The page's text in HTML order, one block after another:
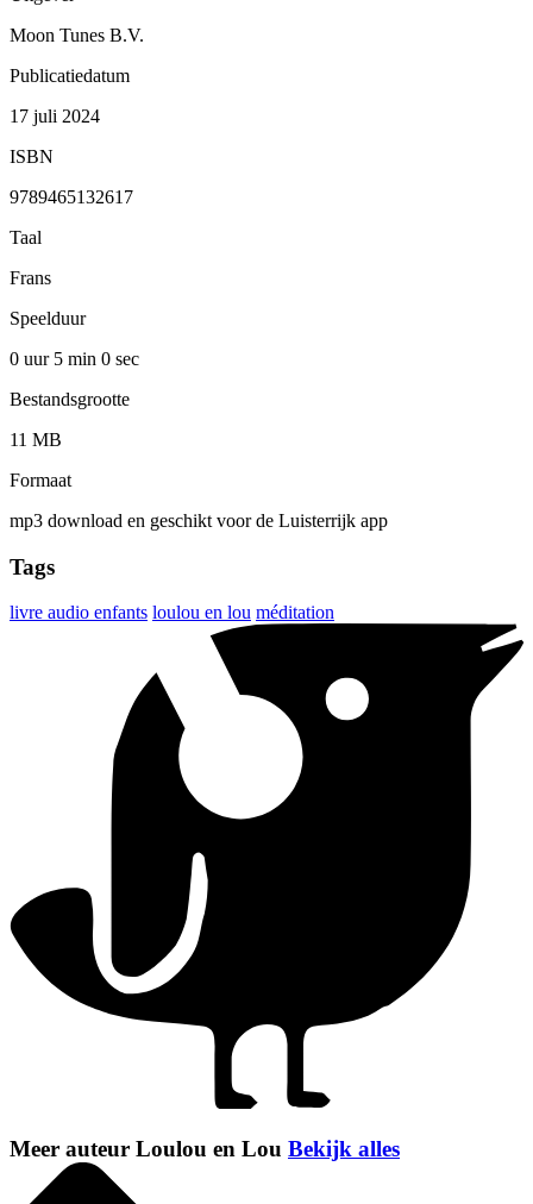
Moon Tunes B.V.
Publicatiedatum
17 juli 2024
ISBN
9789465132617
Taal
Frans
Speelduur
0 uur 5 min 0 sec
Bestandsgrootte
11 MB
Formaat
mp3 download en geschikt voor de Luisterrijk app
Tags
livre audio enfants loulou en lou méditation
Meer auteur Loulou en Lou Bekijk alles